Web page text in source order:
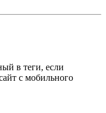
в теги, если
с мобильного